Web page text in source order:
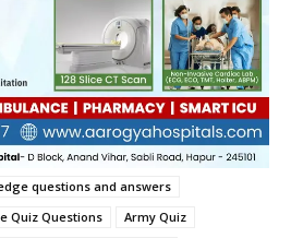
questions and answers
Quiz Questions
Army Quiz